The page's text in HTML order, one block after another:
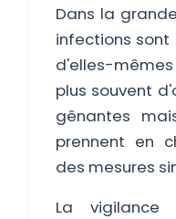
Dans la
infections sont
d'elles-
plus souvent
gênantes
prennent en
des mesures
La